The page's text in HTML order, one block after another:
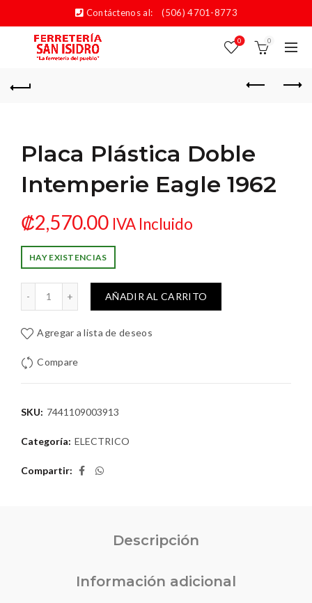
Contáctenos al: (506) 4701-8773
0 0
Placa Plástica Doble
Intemperie Eagle 1962
₡2,570.00 IVA Incluido
HAY EXISTENCIAS
Intemperie Eagle 1962 cantidad
AÑADIR AL CARRITO
Agregar a lista de deseos
Compare
SKU: 7441109003913
Categoría: ELECTRICO
Compartir
Descripción
Información adicional